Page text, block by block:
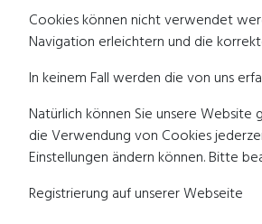
Cookies können nicht verwendet
Navigation erleichtern und die
In keinem Fall werden die von uns
Natürlich können Sie unsere
die Verwendung von Cookies
Einstellungen ändern können. Bitte
Registrierung auf unserer Webseite